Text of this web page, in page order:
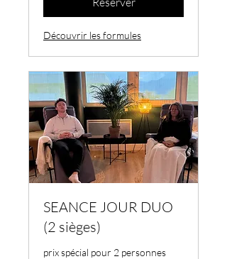
Découvrir les formules
SEANCE JOUR DUO
(2 sièges)
prix spécial pour 2 personnes